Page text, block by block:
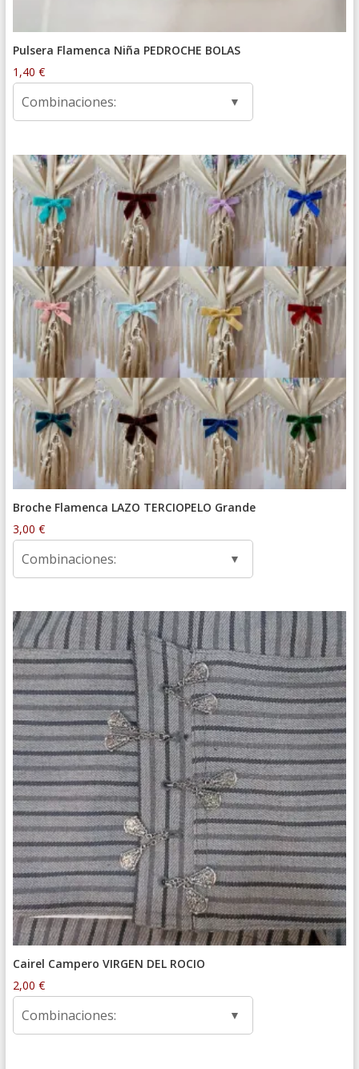
Pulsera Flamenca Niña PEDROCHE BOLAS
1,40 €
Combinaciones:
Broche Flamenca LAZO TERCIOPELO Grande
3,00 €
Combinaciones:
Cairel Campero VIRGEN DEL ROCIO
2,00 €
Combinaciones: